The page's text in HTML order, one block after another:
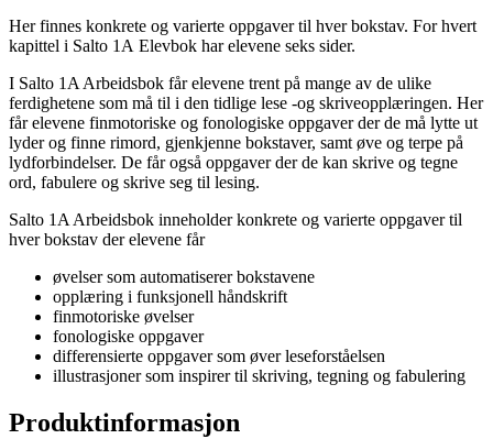
Her finnes konkrete og varierte oppgaver til hver bokstav. For hvert
kapittel i Salto 1A Elevbok har elevene seks sider.
I Salto 1A Arbeidsbok får elevene trent på mange av de ulike
ferdighetene som må til i den tidlige lese -og skriveopplæringen. Her
får elevene finmotoriske og fonologiske oppgaver der de må lytte ut
lyder og finne rimord, gjenkjenne bokstaver, samt øve og terpe på
lydforbindelser. De får også oppgaver der de kan skrive og tegne
ord, fabulere og skrive seg til lesing.
Salto 1A Arbeidsbok inneholder konkrete og varierte oppgaver til
hver bokstav der elevene får
øvelser som automatiserer bokstavene
opplæring i funksjonell håndskrift
finmotoriske øvelser
fonologiske oppgaver
differensierte oppgaver som øver leseforståelsen
illustrasjoner som inspirer til skriving, tegning og fabulering
Produktinformasjon